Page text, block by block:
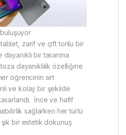
buluşuyor
zarif ve çift tonlu bir
bir tasarıma
dayanıklılık özelliğine
öğrencinin sırt
ve kolay bir şekilde
İnce ve hafif
sağlarken her türlü
şık bir estetik dokunuş